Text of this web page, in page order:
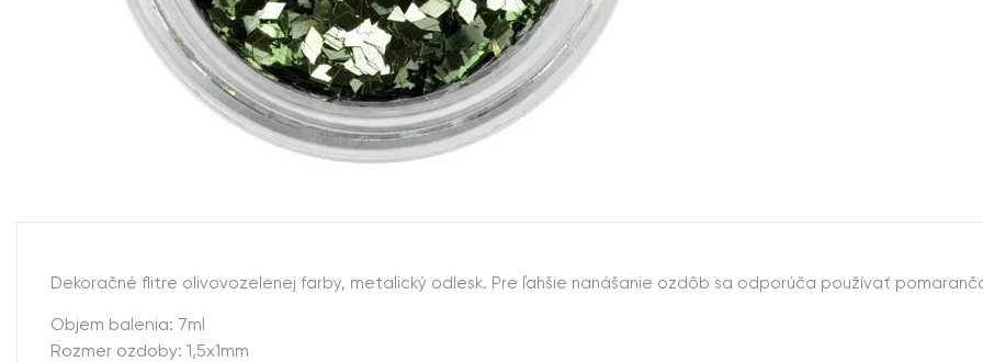
Dekoračné flitre olivovozelenej farby, metalický odlesk. Pre ľahšie nanášanie ozdôb sa odporúča používať
Objem balenia: 7ml
Rozmer ozdoby: 1,5x1mm